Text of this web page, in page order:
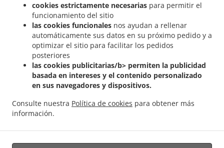
cookies estrictamente necesarias para permitir el
funcionamiento del sitio
las cookies funcionales nos ayudan a rellenar
automáticamente sus datos en su próximo pedido y a
optimizar el sitio para facilitar los pedidos
posteriores
las cookies publicitarias/b> permiten la publicidad
basada en intereses y el contenido personalizado
en sus navegadores y dispositivos.
Consulte nuestra Política de cookies para obtener más
información.
Contáctenos
MÉTODOS DE PAGO ACEPTADOS